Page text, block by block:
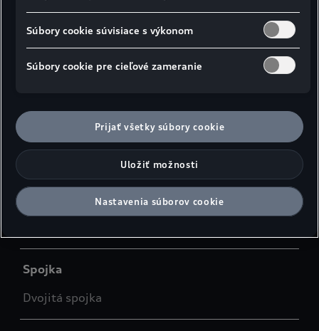
Systém riadenia emisií
Katalyzátor, lambda sonda, filter pevných častíc
Prevodové ústrojenstvo
Druh pohonu
Spojka
Dvojitá spojka
Súbory cookie súvisiace s výkonom
Súbory cookie pre cieľové zameranie
Prijať všetky súbory cookie
Uložiť možnosti
Nastavenia súborov cookie